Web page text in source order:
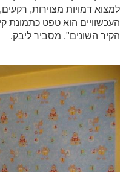
למצוא דמויות מצוירות,
העכשוויים הוא טפט כתמונת
הקיר השונים", מסביר ליבק.